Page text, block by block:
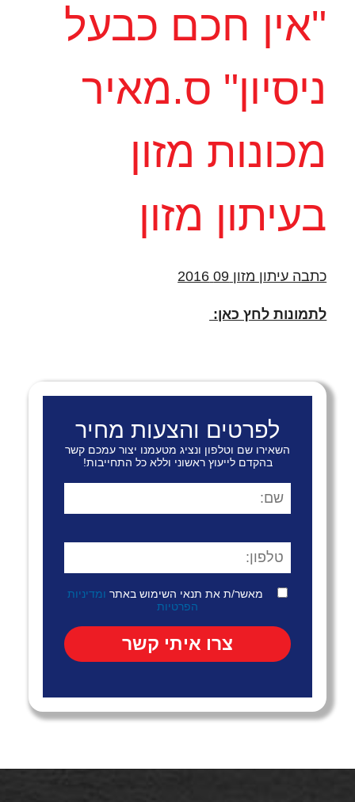
"אין חכם כבעל
ניסיון" ס.מאיר
מכונות מזון
בעיתון מזון
כתבה עיתון מזון 09 2016
לתמונות לחץ כאן:
לפרטים והצעות מחיר
השאירו שם וטלפון ונציג מטעמנו יצור עמכם קשר
בהקדם לייעוץ ראשוני וללא כל התחייבות!
מאשר/ת את תנאי השימוש באתר ומדיניות
הפרטיות